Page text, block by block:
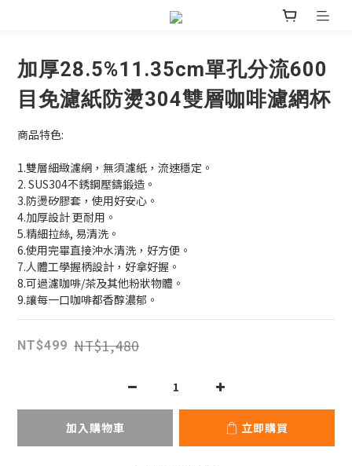
加厚28.5%11.35cm單孔分流600
目免濾紙防燙304雙層咖啡濾網杯
商品特色:
1.雙層細緻濾網，無須濾紙，流速穩定。
2. SUS304不銹鋼壓鑄鍛造。
3.防燙矽膠套，使用好安心。
4.加厚設計 更耐用。
5.精細拉絲, 易清洗。
6.使用完畢直接沖水清洗，好方便。
7.人體工學握柄設計，好拿好握。
8.可過濾咖啡/茶及其他粉狀物體。
9.讓每一口咖啡都香醇濃郁。
NT$499 NT$1,480
加入購物車 立即購買